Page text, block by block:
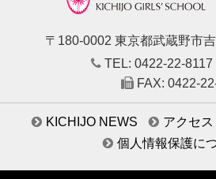
〒180-0002 東京都武蔵野市
TEL: 0422-22-8117
FAX: 0422-
KICHIJO NEWS アクセス
個人情報保護に